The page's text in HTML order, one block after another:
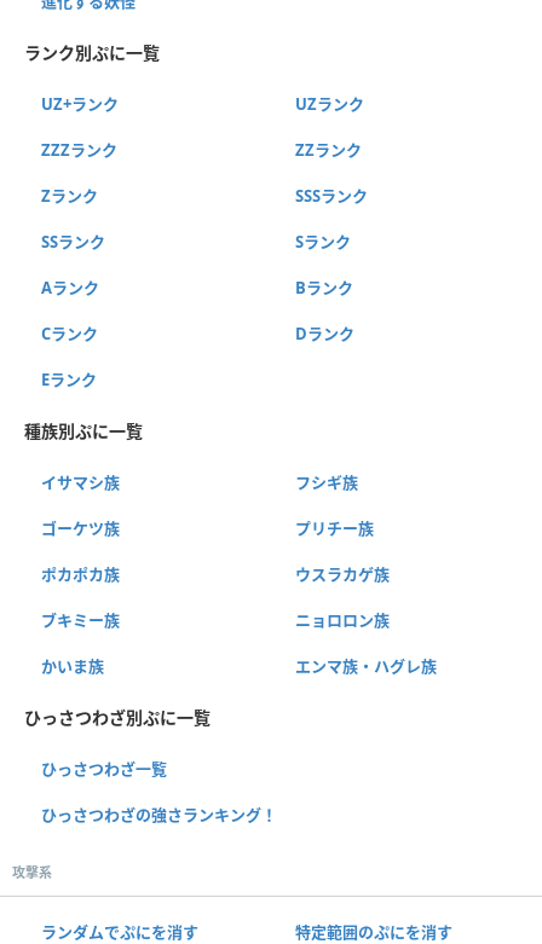
ランク別ぷに一覧
UZ+ランク UZランク
ZZZランク ZZランク
Zランク SSSランク
SSランク Sランク
Aランク Bランク
Cランク Dランク
Eランク
種族別ぷに一覧
イサマシ族 フシギ族
ゴーケツ族 プリチー族
ポカポカ族 ウスラカゲ族
ブキミー族 ニョロロン族
かいま族 エンマ族・ハグレ族
ひっさつわざ別ぷに一覧
ひっさつわざ一覧
ひっさつわざの強さランキング！
攻撃系
ランダムでぷにを消す 特定範囲のぷにを消す